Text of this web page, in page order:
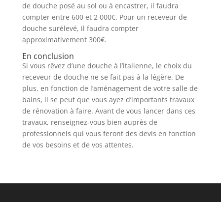
de douche posé au sol ou à encastrer, il faudra
compter entre 600 et 2 000€. Pour un receveur de
douche surélevé, il faudra compter
approximativement 300€.
En conclusion
Si vous rêvez d’une douche à l’italienne, le choix du
receveur de douche ne se fait pas à la légère. De
plus, en fonction de l’aménagement de votre salle de
bains, il se peut que vous ayez d’importants travaux
de rénovation à faire. Avant de vous lancer dans ces
travaux, renseignez-vous bien auprès de
professionnels qui vous feront des devis en fonction
de vos besoins et de vos attentes.